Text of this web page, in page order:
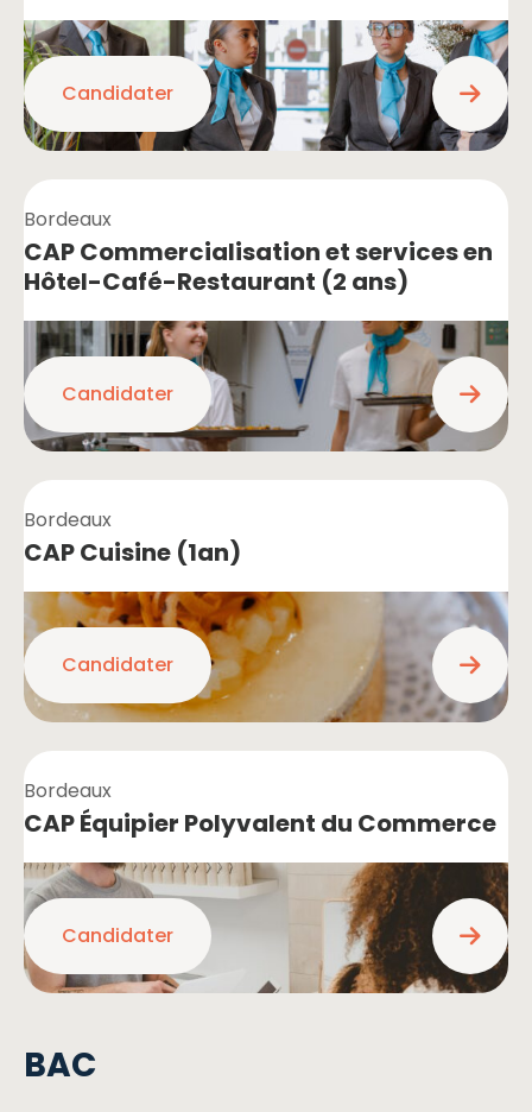
Candidater
Bordeaux
CAP Commercialisation et services en
Hôtel-Café-Restaurant (2 ans)
Candidater
Bordeaux
CAP Cuisine (1an)
Candidater
Bordeaux
CAP Équipier Polyvalent du Commerce
Candidater
BAC